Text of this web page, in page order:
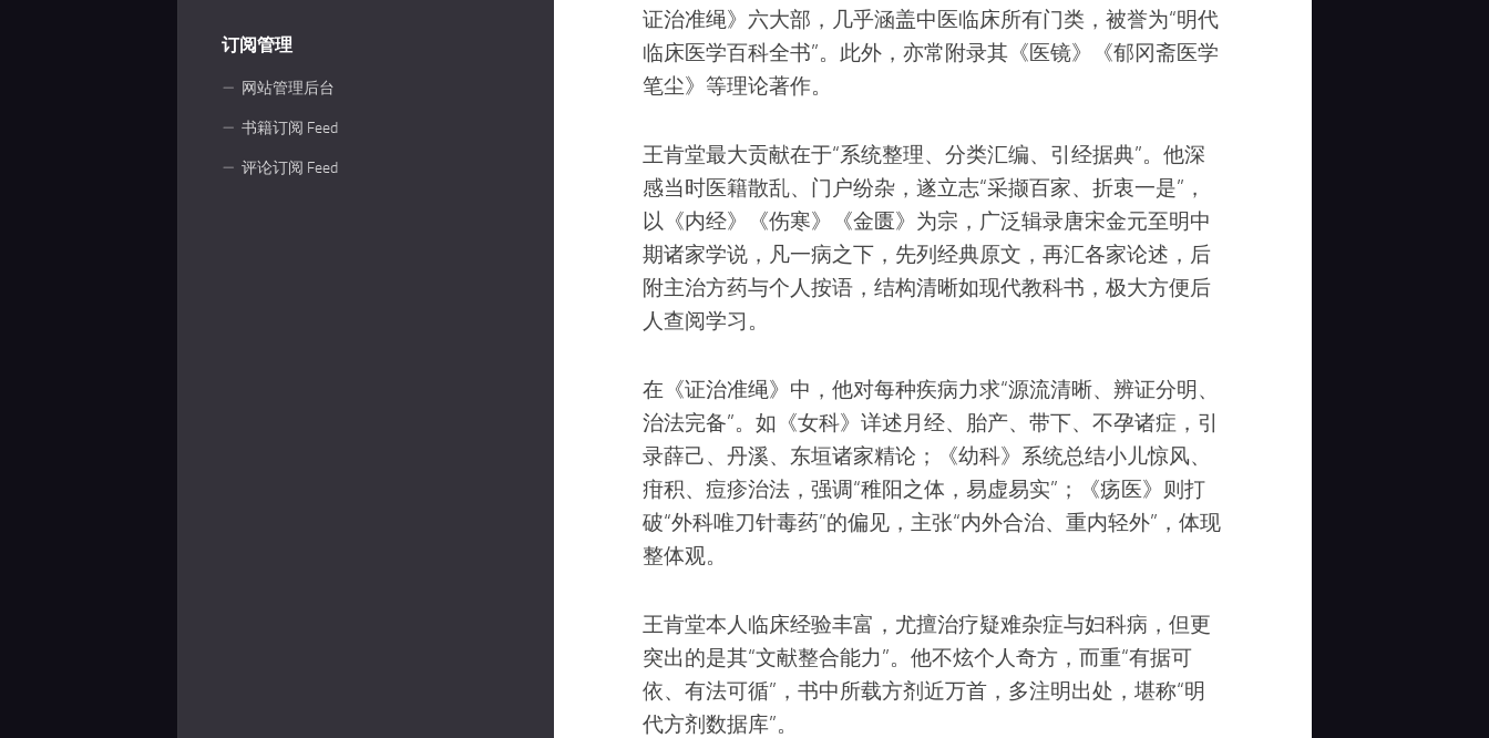
订阅管理
网站管理后台
书籍订阅 Feed
评论订阅 Feed
证治准绳》六大部，几乎涵盖中医临床所有门类，被誉为“明代
临床医学百科全书”。此外，亦常附录其《医镜》《郁冈斋医学
笔尘》等理论著作。
王肯堂最大贡献在于“系统整理、分类汇编、引经据典”。他深
感当时医籍散乱、门户纷杂，遂立志“采撷百家、折衷一是”，
以《内经》《伤寒》《金匮》为宗，广泛辑录唐宋金元至明中
期诸家学说，凡一病之下，先列经典原文，再汇各家论述，后
附主治方药与个人按语，结构清晰如现代教科书，极大方便后
人查阅学习。
在《证治准绳》中，他对每种疾病力求“源流清晰、辨证分明、
治法完备”。如《女科》详述月经、胎产、带下、不孕诸症，引
录薛己、丹溪、东垣诸家精论；《幼科》系统总结小儿惊风、
疳积、痘疹治法，强调“稚阳之体，易虚易实”；《疡医》则打
破“外科唯刀针毒药”的偏见，主张“内外合治、重内轻外”，体现
整体观。
王肯堂本人临床经验丰富，尤擅治疗疑难杂症与妇科病，但更
突出的是其“文献整合能力”。他不炫个人奇方，而重“有据可
依、有法可循”，书中所载方剂近万首，多注明出处，堪称“明
代方剂数据库”。